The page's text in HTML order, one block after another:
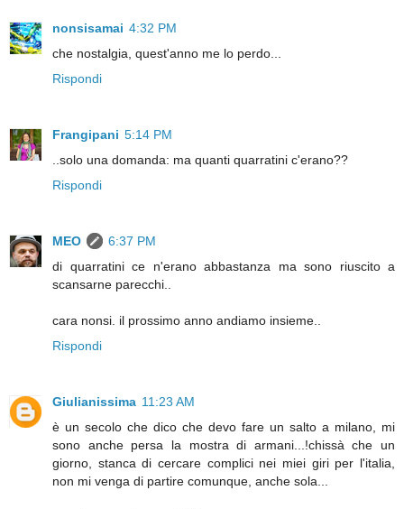
nonsisamai 4:32 PM
che nostalgia, quest'anno me lo perdo...
Rispondi
Frangipani 5:14 PM
..solo una domanda: ma quanti quarratini c'erano??
Rispondi
MEO
6:37 PM
di quarratini ce n'erano abbastanza ma sono riuscito a
scansarne parecchi..
cara nonsi. il prossimo anno andiamo insieme..
Rispondi
Giulianissima 11:23 AM
è un secolo che dico che devo fare un salto a milano, mi
sono anche persa la mostra di armani...!chissà che un
giorno, stanca di cercare complici nei miei giri per l'italia,
non mi venga di partire comunque, anche sola...